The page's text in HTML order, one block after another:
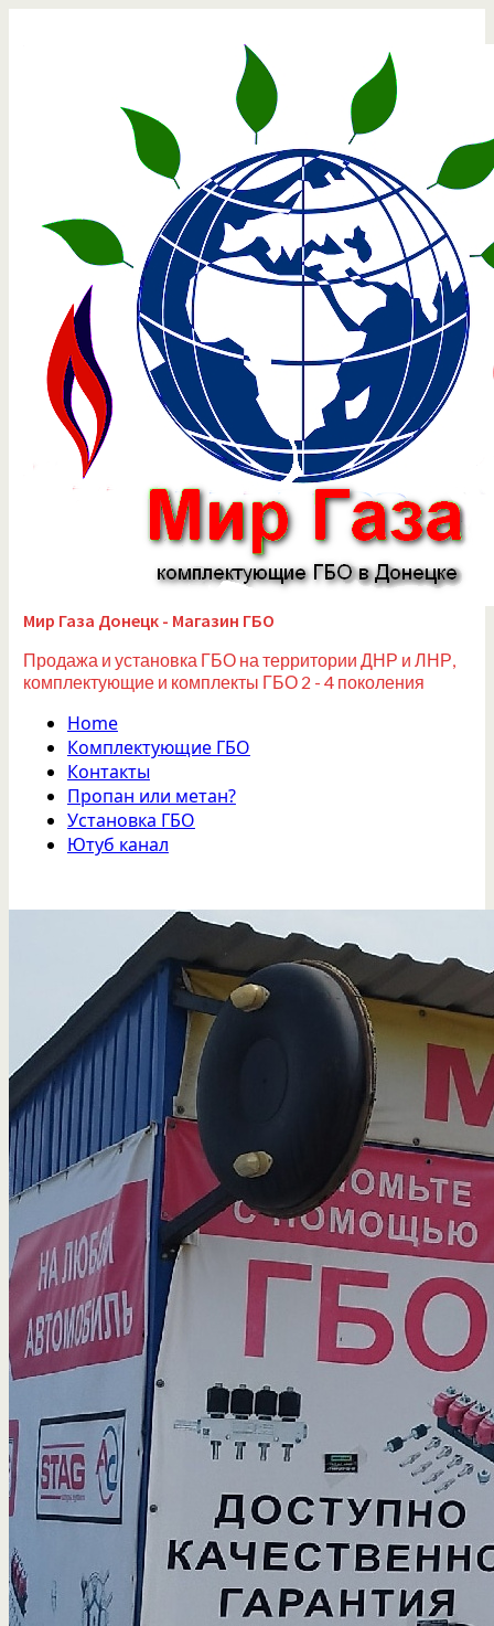
Мир Газа Донецк - Магазин ГБО
Продажа и установка ГБО на территории ДНР и ЛНР,
комплектующие и комплекты ГБО 2 - 4 поколения
Home
Комплектующие ГБО
Контакты
Пропан или метан?
Установка ГБО
Ютуб канал